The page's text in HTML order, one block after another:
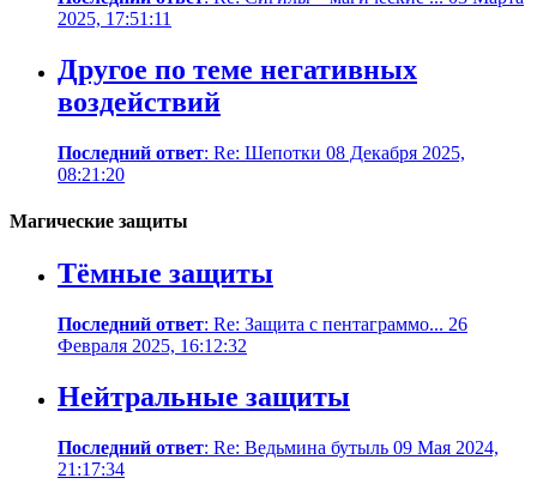
2025, 17:51:11
Другое по теме негативных
воздействий
Последний ответ: Re: Шепотки 08 Декабря 2025,
08:21:20
Магические защиты
Тёмные защиты
Последний ответ: Re: Защита с пентаграммо... 26
Февраля 2025, 16:12:32
Нейтральные защиты
Последний ответ: Re: Ведьмина бутыль 09 Мая 2024,
21:17:34